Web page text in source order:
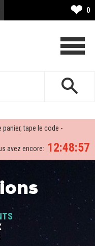
❤ 0
tape le code -
12:48:57
avez encore: